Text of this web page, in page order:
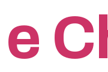
e